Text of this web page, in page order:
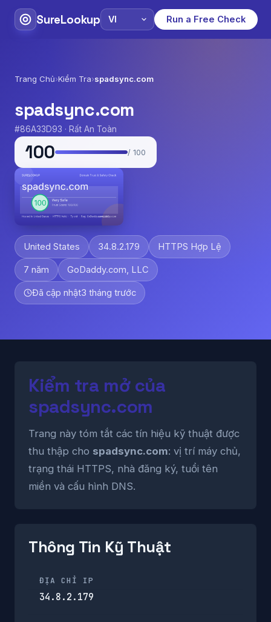
SureLookup Run a Free Check
Trang Chủ›Kiểm Tra›spadsync.com
spadsync.com
#86A33D93 · Rất An Toàn
100 / 100
United States 34.8.2.179 HTTPS Hợp Lệ
7 năm GoDaddy.com, LLC
Đã cập nhật3 tháng trước
Kiểm tra mở của
spadsync.com
Trang này tóm tắt các tín hiệu kỹ thuật được
thu thập cho spadsync.com: vị trí máy chủ,
trạng thái HTTPS, nhà đăng ký, tuổi tên
miền và cấu hình DNS.
Thông Tin Kỹ Thuật
ĐỊA CHỈ IP
34.8.2.179